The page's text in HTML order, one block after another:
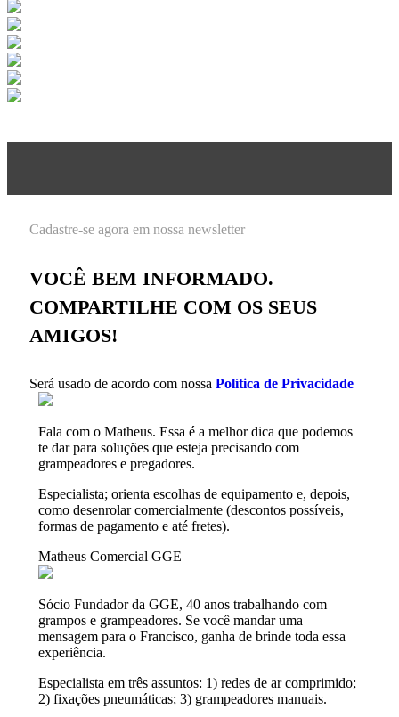
Cadastre-se agora em nossa newsletter
VOCÊ BEM INFORMADO.
COMPARTILHE COM OS SEUS
AMIGOS!
Será usado de acordo com nossa Política de Privacidade
Fala com o Matheus. Essa é a melhor dica que podemos
te dar para soluções que esteja precisando com
grampeadores e pregadores.
Especialista; orienta escolhas de equipamento e, depois,
como desenrolar comercialmente (descontos possíveis,
formas de pagamento e até fretes).
Matheus Comercial GGE
Sócio Fundador da GGE, 40 anos trabalhando com
grampos e grampeadores. Se você mandar uma
mensagem para o Francisco, ganha de brinde toda essa
experiência.
Especialista em três assuntos: 1) redes de ar comprimido;
2) fixações pneumáticas; 3) grampeadores manuais.